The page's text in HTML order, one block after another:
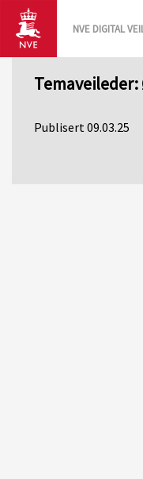
NVE DIGITAL
Publisert 09.03.25